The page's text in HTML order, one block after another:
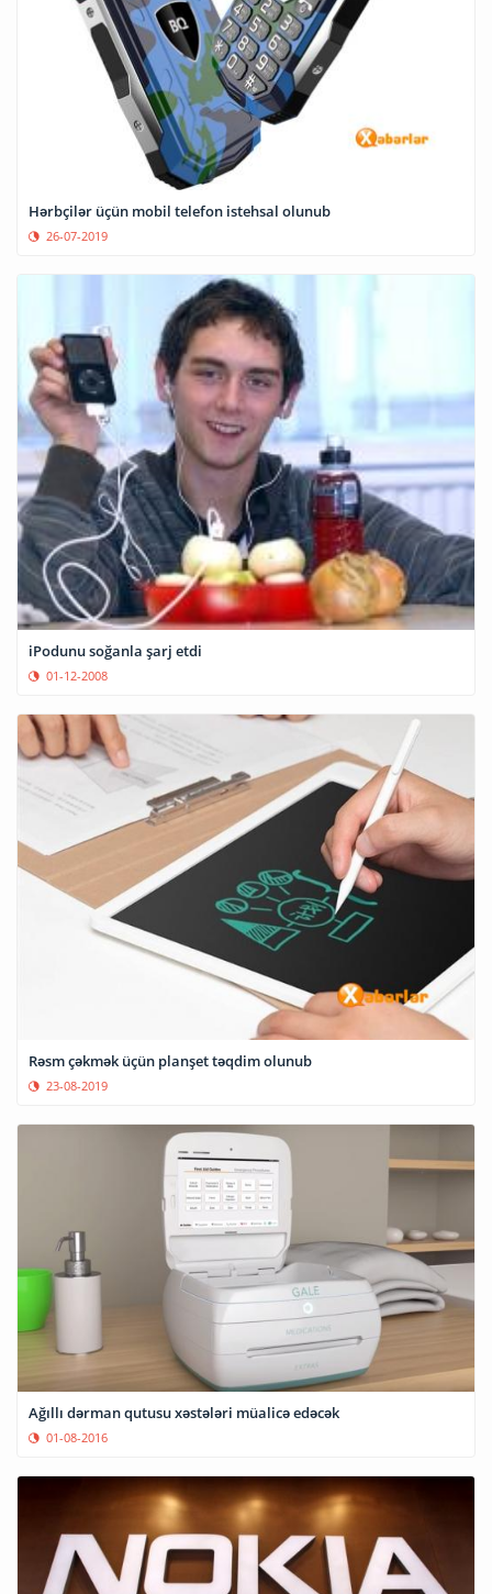
Hərbçilər üçün mobil telefon istehsal olunub
26-07-2019
iPodunu soğanla şarj etdi
01-12-2008
Rəsm çəkmək üçün planşet təqdim olunub
23-08-2019
Ağıllı dərman qutusu xəstələri müalicə edəcək
01-08-2016